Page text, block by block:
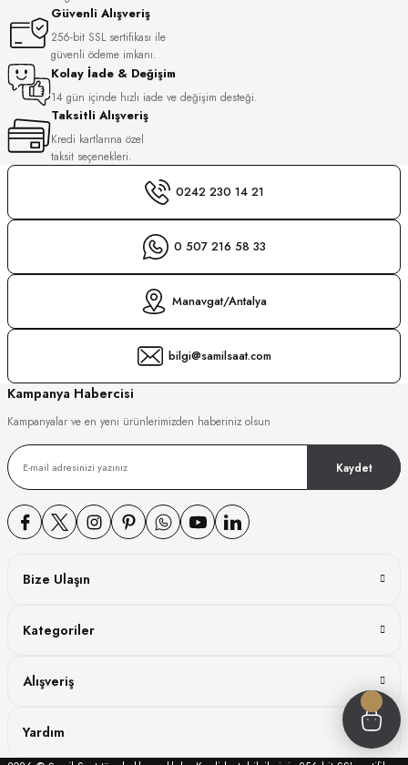
Güvenli Alışveriş
256-bit SSL sertifikası ile
güvenli ödeme imkanı.
Kolay İade & Değişim
14 gün içinde hızlı iade ve değişim desteği.
Taksitli Alışveriş
Kredi kartlarına özel
taksit seçenekleri.
0242 230 14 21
0 507 216 58 33
Manavgat/Antalya
bilgi@samilsaat.com
Kampanya Habercisi
Kampanyalar ve en yeni ürünlerimizden haberiniz olsun
Kaydet
Bize Ulaşın
Kategoriler
Alışveriş
Yardım
WATCH
WATCH